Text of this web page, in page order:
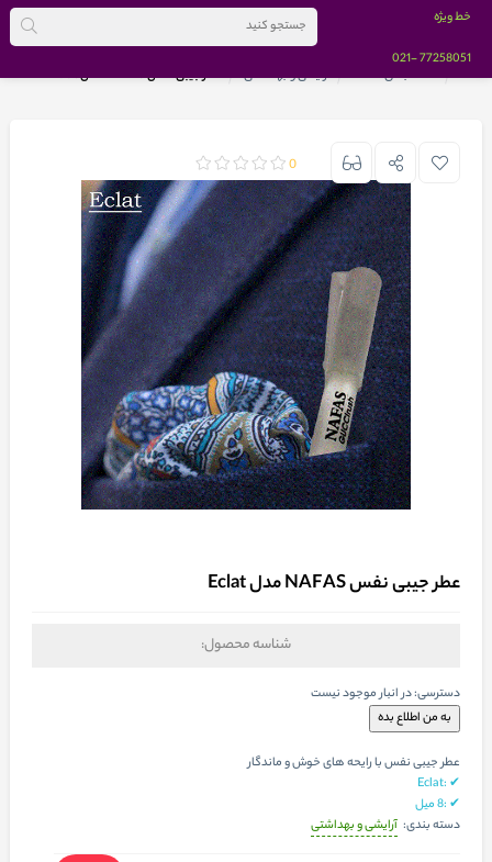
خط ویژه
77258051
-021
خانه
دسته بندی کالاها آرایشی و بهداشتی عطر جیبی نفس NAFAS مدل Eclat
عطر جیبی نفس NAFAS مدل Eclat
شناسه محصول:
دسترسی:در انبار موجود نیست
عطر جیبی نفس با رایحه های خوش و ماندگار
✔ :Eclat
✔ :8 میل
دسته بندی: آرایشی و بهداشتی
0